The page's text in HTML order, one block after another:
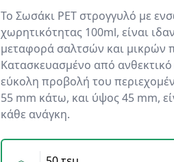
Το Σωσάκι PET στρογγυλό με
χωρητικότητας 100ml, είναι
μεταφορά σαλτσών και μικρών
Κατασκευασμένο από
εύκολη προβολή του
55 mm κάτω, και ύψος 45 mm,
κάθε ανάγκη.
Variants